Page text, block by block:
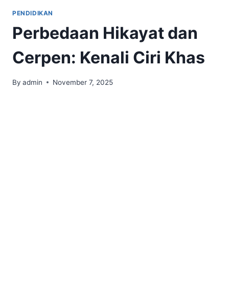
PENDIDIKAN
Perbedaan Hikayat dan
Cerpen: Kenali Ciri Khas
By admin November 7, 2025